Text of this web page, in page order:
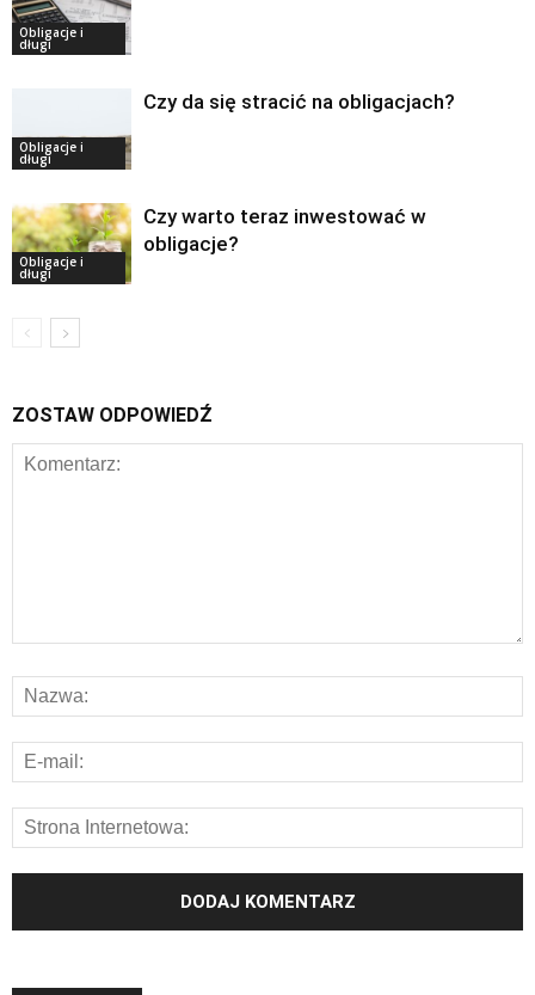
Obligacje i
długi
Obligacje i
długi
Czy da się stracić na obligacjach?
Obligacje i
długi
Czy warto teraz inwestować w
obligacje?
ZOSTAW ODPOWIEDŹ